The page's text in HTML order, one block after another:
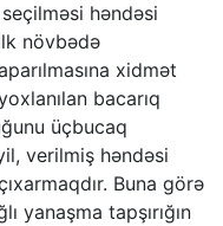
həndəsi
növbədə
xidmət
bacarıq
üçbucaq
verilmiş həndəsi
Buna görə
yanaşma tapşırığın